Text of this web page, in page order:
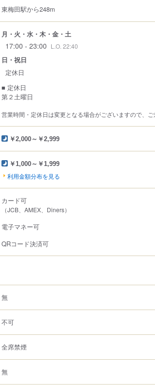
東梅田駅から248m
月・火・水・木・金・土
17:00 - 23:00 L.O. 22:40
日・祝日
定休日
■ 定休日
第２土曜日
営業時間・定休日は変更となる場合がございますので、ご
￥2,000～￥2,999
￥1,000～￥1,999
利用金額分布を見る
カード可
（JCB、AMEX、Diners）
電子マネー可
QRコード決済可
無
不可
全席禁煙
無